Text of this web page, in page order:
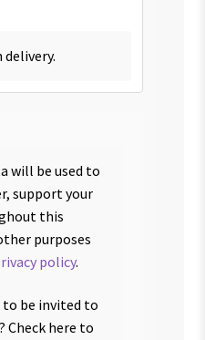
delivery.
will be used to
support your
this
purposes
policy.
to be invited to
Check here to